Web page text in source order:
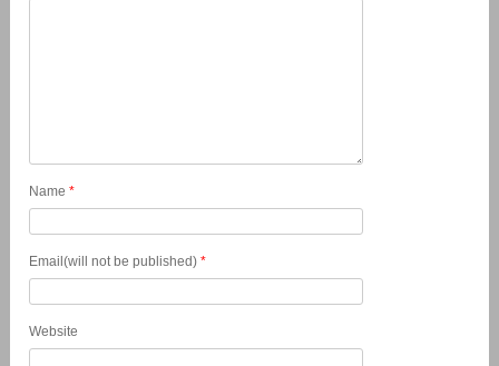
Name*
Email(will not be published)*
Website